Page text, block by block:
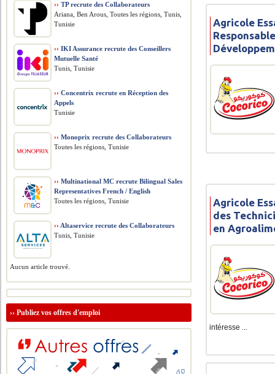
Agricole
Agricole
des
en
intéresse ...
›› TP recrute des Collaborateurs
Ariana, Ben Arous, Toutes les régions, Tunis,
Tunisie
›› IKI Assurance recrute des Conseillers
Mutuelle Santé
Tunis, Tunisie
›› Concentrix recrute en Réception des
Appels
Tunisie
›› Monoprix recrute des Collaborateurs
Toutes les régions, Tunisie
›› Multinational MC recrute Bilingual Sales
Representatives French / English
Toutes les régions, Tunisie
›› Altaservice recrute des Collaborateurs
Tunis, Tunisie
Aucun article trouvé.
››Publiez vos offres d'emploi